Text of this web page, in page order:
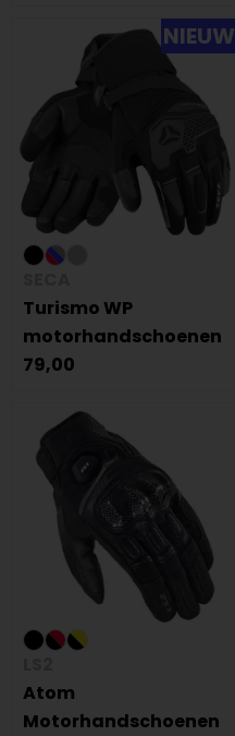
NIEUW
Turismo WP
motorhandschoenen
79,00
Atom
Motorhandschoenen